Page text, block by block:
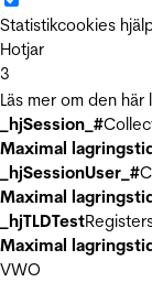
Statistikcookies
Hotjar
3
Läs mer om den
_hjSession_#
Maximal
_hjSessionUser_#
Maximal
_hjTLDTest
Maximal
VWO